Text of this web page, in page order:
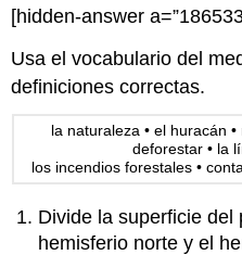
[hidden-answer
Usa el vocabulario del
definiciones correctas.
la naturaleza • el huracán
deforestar • la
los incendios forestales •
Divide la superficie del
hemisferio norte y el